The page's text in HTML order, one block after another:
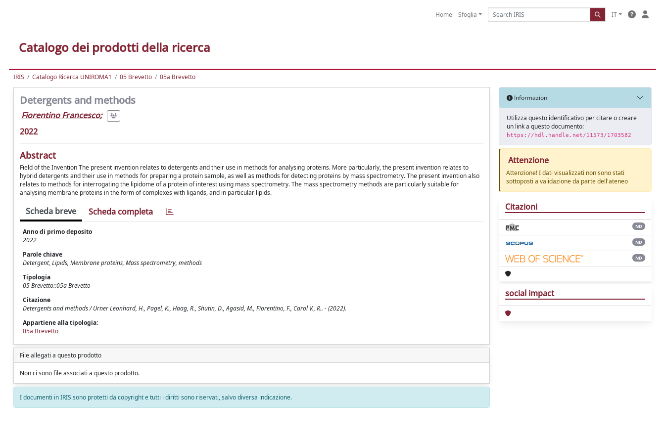
Home Sfoglia IT
Catalogo dei prodotti della ricerca
IRIS Catalogo Ricerca UNIROMA1 05 Brevetto 05a Brevetto
Detergents and methods
Fiorentino Francesco;
2022
Abstract
Field of the Invention The present invention relates to detergents and their use in methods for analysing proteins. More particularly, the present invention relates to
hybrid detergents and their use in methods for preparing a protein sample, as well as methods for detecting proteins by mass spectrometry. The present invention also
relates to methods for interrogating the lipidome of a protein of interest using mass spectrometry. The mass spectrometry methods are particularly suitable for
analysing membrane proteins in the form of complexes with ligands, and in particular lipids.
Scheda breve Scheda completa
Anno di primo deposito
2022
Parole chiave
Detergent, Lipids, Membrane proteins, Mass spectrometry, methods
Tipologia
05 Brevetto::05a Brevetto
Citazione
Detergents and methods / Urner Leonhard, H., Pagel, K., Haag, R., Shutin, D., Agasid, M., Fiorentino, F., Carol V., R.. - (2022).
Appartiene alla tipologia:
05a Brevetto
File allegati a questo prodotto
Non ci sono file associati a questo prodotto.
I documenti in IRIS sono protetti da copyright e tutti i diritti sono riservati, salvo diversa indicazione.
Informazioni
Utilizza questo identificativo per citare o creare
un link a questo documento:
https://hdl.handle.net/11573/1703582
Attenzione
Attenzione! I dati visualizzati non sono stati
sottoposti a validazione da parte dell'ateneo
Citazioni
ND
ND
ND
social impact